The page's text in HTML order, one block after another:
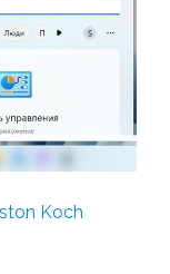
Koch